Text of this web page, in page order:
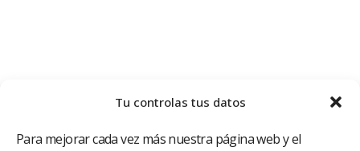
Tu controlas tus datos
Para mejorar cada vez más nuestra página web y el